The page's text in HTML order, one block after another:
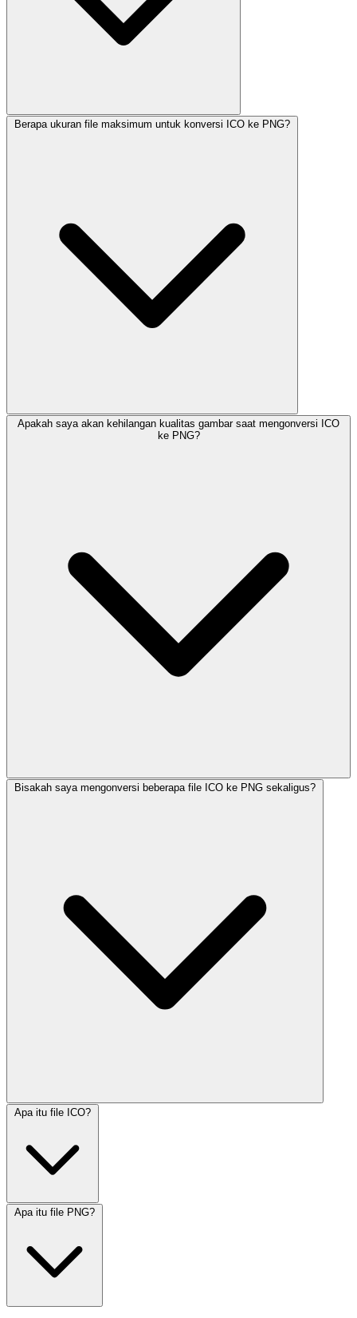
Berapa ukuran file maksimum untuk konversi ICO ke PNG?
Apakah saya akan kehilangan kualitas gambar saat mengonversi ICO
ke PNG?
Bisakah saya mengonversi beberapa file ICO ke PNG sekaligus?
Apa itu file ICO?
Apa itu file PNG?